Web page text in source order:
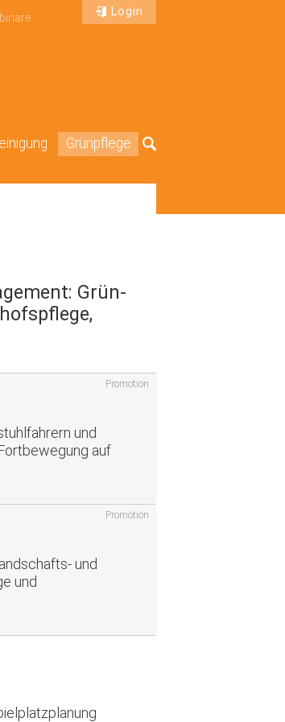
Login
Grünpflege Suche
Grün-
Promotion
und
auf
Promotion
und
und